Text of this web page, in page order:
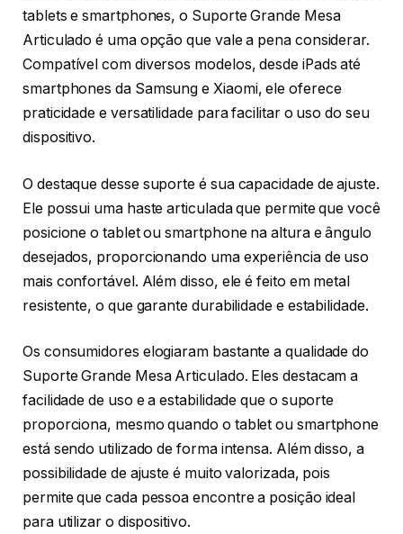
tablets e smartphones, o Suporte Grande Mesa
Articulado é uma opção que vale a pena considerar.
Compatível com diversos modelos, desde iPads até
smartphones da Samsung e Xiaomi, ele oferece
praticidade e versatilidade para facilitar o uso do seu
dispositivo.
O destaque desse suporte é sua capacidade de ajuste.
Ele possui uma haste articulada que permite que você
posicione o tablet ou smartphone na altura e ângulo
desejados, proporcionando uma experiência de uso
mais confortável. Além disso, ele é feito em metal
resistente, o que garante durabilidade e estabilidade.
Os consumidores elogiaram bastante a qualidade do
Suporte Grande Mesa Articulado. Eles destacam a
facilidade de uso e a estabilidade que o suporte
proporciona, mesmo quando o tablet ou smartphone
está sendo utilizado de forma intensa. Além disso, a
possibilidade de ajuste é muito valorizada, pois
permite que cada pessoa encontre a posição ideal
para utilizar o dispositivo.